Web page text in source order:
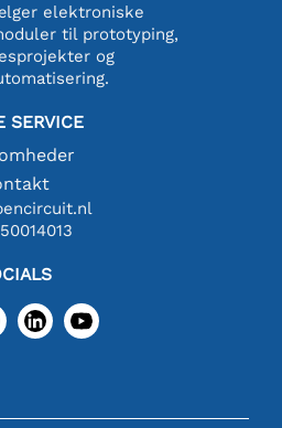
elektroniske
til prototyping,
og
SERVICE